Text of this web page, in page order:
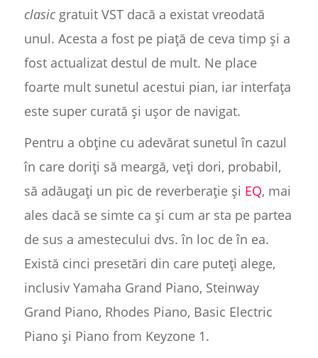
clasicgratuit VST dacă a existat vreodată
unul. Acesta a fost pe piață de ceva timp și a
fost actualizat destul de mult. Ne place
foarte mult sunetul acestui pian, iar interfața
este super curată și ușor de navigat.
Pentru a obține cu adevărat sunetul în cazul
în care doriți să meargă, veți dori, probabil,
să adăugați un pic de reverberație și EQ, mai
ales dacă se simte ca și cum ar sta pe partea
de sus a amestecului dvs. în loc de în ea.
Există cinci presetări din care puteți alege,
inclusiv Yamaha Grand Piano, Steinway
Grand Piano, Rhodes Piano, Basic Electric
Piano și Piano from Keyzone 1.